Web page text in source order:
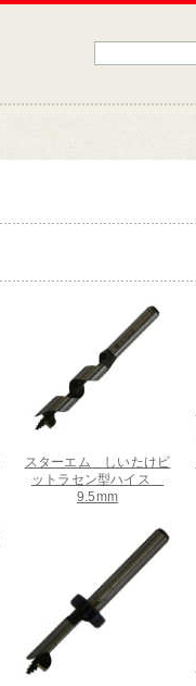
スターエム しいたけビ
ットラセン型ハイス
9.5mm